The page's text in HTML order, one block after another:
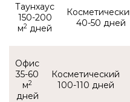
Таунхаус
150-200
м2 40-50
Офис
35-60
м2 100-110